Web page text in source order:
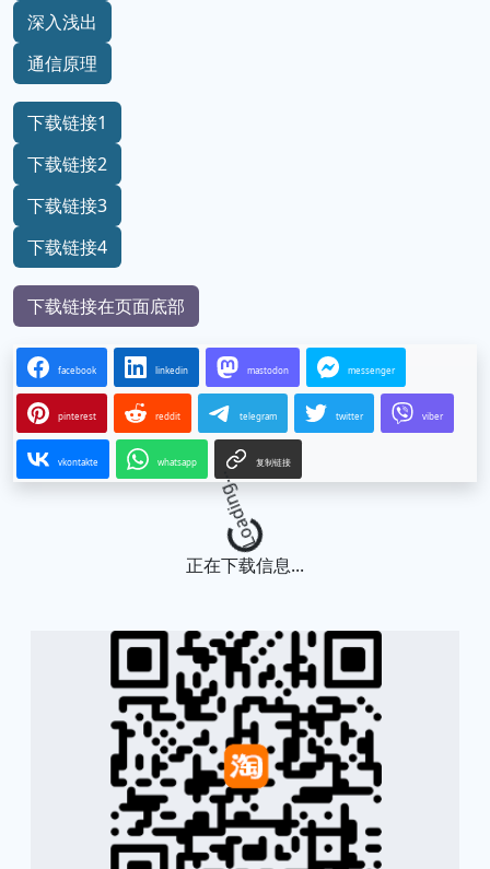
深入浅出
通信原理
下载链接1
下载链接2
下载链接3
下载链接4
下载链接在页面底部
facebook linkedin mastodon messenger
pinterest reddit telegram twitter viber
vkontakte whatsapp 复制链接
Loading...
正在下载信息...